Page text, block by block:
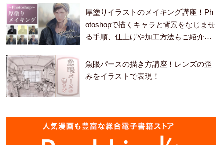
厚塗りイラストのメイキング講座！Ph
otoshopで描くキャラと背景をなじませ
る手順、仕上げや加工方法もご紹介し
ます。
魚眼パースの描き方講座！レンズの歪
みをイラストで表現！